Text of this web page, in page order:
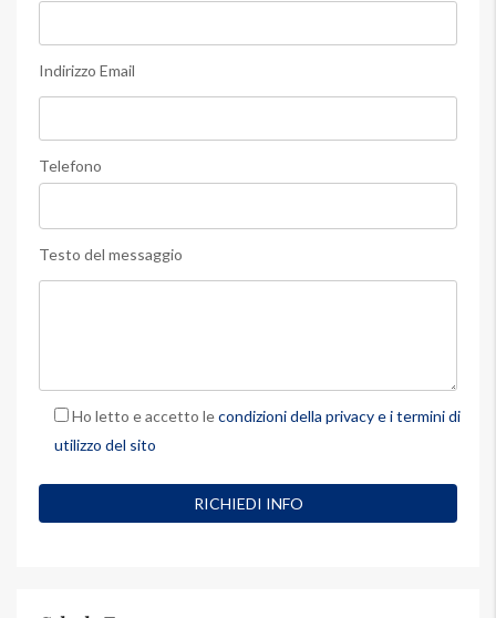
Indirizzo Email
Telefono
Testo del messaggio
Ho letto e accetto lecondizioni della privacy e i termini di
utilizzo del sito